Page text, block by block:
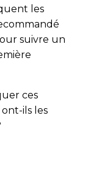
les
suivre un
ces
ont-ils les